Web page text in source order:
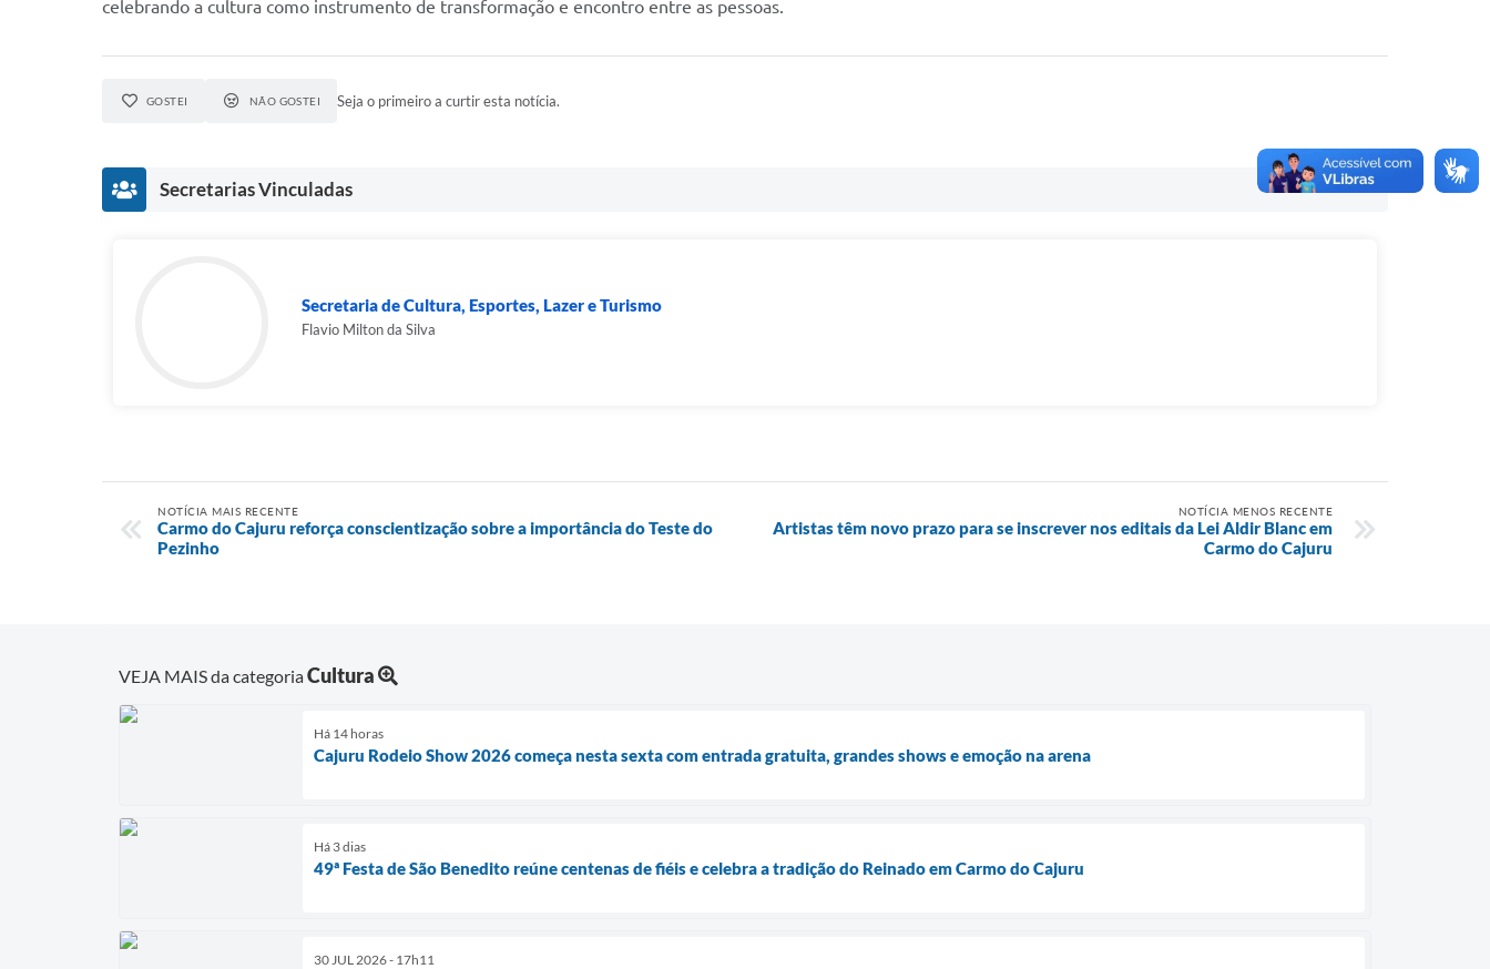
celebrando a cultura como instrumento de transformação e encontro entre as pessoas.
GOSTEI NÃO GOSTEI Seja o primeiro a curtir esta notícia.
Secretarias Vinculadas
Secretaria de Cultura, Esportes, Lazer e Turismo
Flavio Milton da Silva
NOTÍCIA MAIS RECENTE
Carmo do Cajuru reforça conscientização sobre a importância do Teste do
Pezinho
NOTÍCIA MENOS RECENTE
Artistas têm novo prazo para se inscrever nos editais da Lei Aldir Blanc em
Carmo do Cajuru
VEJA MAIS da categoriaCultura
Há 14 horas
Cajuru Rodeio Show 2026 começa nesta sexta com entrada gratuita, grandes shows e emoção na arena
Há 3 dias
49ª Festa de São Benedito reúne centenas de fiéis e celebra a tradição do Reinado em Carmo do Cajuru
30 JUL 2026 - 17h11